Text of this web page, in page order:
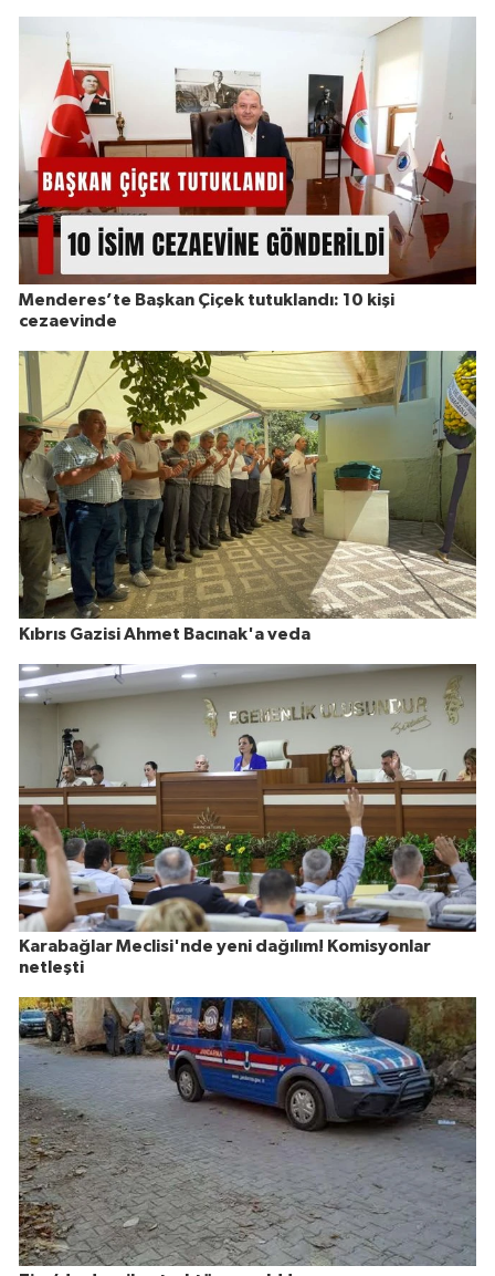
Menderes’te Başkan Çiçek tutuklandı: 10 kişi
cezaevinde
Kıbrıs Gazisi Ahmet Bacınak'a veda
Karabağlar Meclisi'nde yeni dağılım! Komisyonlar
netleşti